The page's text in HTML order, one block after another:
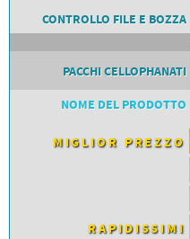
DORSALI TARGHE
PETTORALI NUMERI DA
NUMERI DA GARA MTB
CONTROLLO FILE E BOZZA
PACCHI CELLOPHANATI
NOME DEL PRODOTTO
MIGLIOR PREZZO
RAPIDISSIMI